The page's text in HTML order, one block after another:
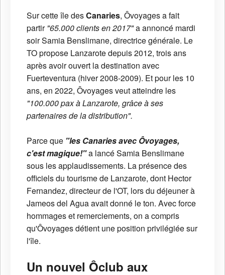
Sur cette île desCanaries, Ôvoyages a fait
partir "65.000 clients en 2017"a annoncé mardi
soir Samia Benslimane, directrice générale. Le
TO propose Lanzarote depuis 2012, trois ans
après avoir ouvert la destination avec
Fuerteventura (hiver 2008-2009). Et pour les 10
ans, en 2022, Ôvoyages veut atteindre les
"100.000 pax à Lanzarote, grâce à ses
partenaires de la distribution".
Parce que "les Canaries avec Ôvoyages,
c'est magique!"a lancé Samia Benslimane
sous les applaudissements. La présence des
officiels du tourisme de Lanzarote, dont Hector
Fernandez, directeur de l'OT, lors du déjeuner à
Jameos del Agua avait donné le ton. Avec force
hommages et remerciements, on a compris
qu'Ôvoyages détient une position privilégiée sur
l'île.
Un nouvel Ôclub aux